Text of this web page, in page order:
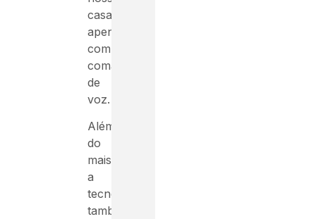
casa
apenas
com
comandos
de
voz.
Além
do
mais,
a
tecnologia
também